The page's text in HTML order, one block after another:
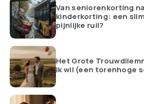
Van seniorenkorting
kinderkorting: een
pijnlijke ruil?
Het Grote
ik wil (een torenhoge